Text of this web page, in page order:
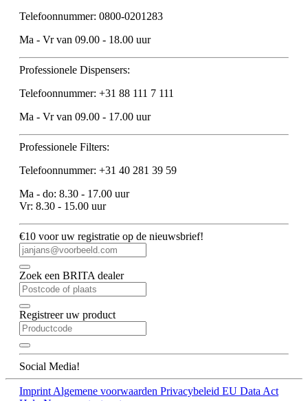
Telefoonnummer: 0800-0201283
Ma - Vr van 09.00 - 18.00 uur
Professionele Dispensers:
Telefoonnummer: +31 88 111 7 111
Ma - Vr van 09.00 - 17.00 uur
Professionele Filters:
Telefoonnummer: +31 40 281 39 59
Ma - do: 8.30 - 17.00 uur
Vr: 8.30 - 15.00 uur
€10 voor uw registratie op de nieuwsbrief!
Zoek een BRITA dealer
Registreer uw product
Social Media!
Imprint Algemene voorwaarden Privacybeleid EU Data Act